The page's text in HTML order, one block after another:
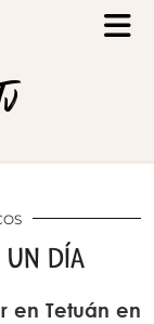
UN DÍA
en Tetuán en